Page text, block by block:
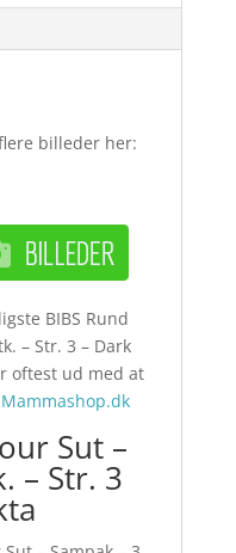
billeder her:
BIBS Rund
– Str. 3 – Dark
oftest ud med at
Mammashop.dk
Sut –
– Str. 3